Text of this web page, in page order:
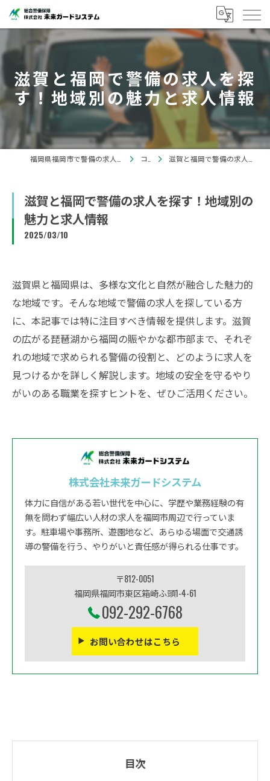
滋賀と福岡で警備の求人を探
す！地域別の魅力と求人情報
コラム 滋賀と福岡で警備の求人を探す！地域別の魅力と求人情報
滋賀と福岡で警備の求人を探す！地域別の
魅力と求人情報
2025/03/10
滋賀県と福岡県は、多様な文化と自然が融合した魅力的
な地域です。そんな地域で警備の求人を探している方
に、本記事では特に注目すべき情報を提供します。滋賀
の広がる琵琶湖から福岡の賑やかな都市部まで、それぞ
れの地域で求められる警備の役割と、どのように求人を
見つけるかを詳しく解説します。地域の安全を守るやり
がいのある職業を探すヒントを、ぜひご活用ください。
株式会社未来ガードシステム
体力に自信がある若い世代を中心に、学歴や業務経験の有
無を問わず幅広い人材の求人を福岡市周辺で行っていま
す。駐車場や事務所、遊園地など、あらゆる場面で交通誘
導の警備を行う、やりがいと責任感が得られる仕事です。
〒812-0051
福岡県福岡市東区箱崎ふ頭1-4-61
092-292-6768
お問い合わせはこちら
目次